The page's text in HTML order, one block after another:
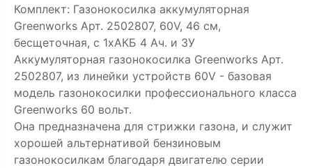
Комплект: Газонокосилка аккумуляторная
Greenworks Арт. 2502807, 60V, 46 см,
бесщеточная, с 1хАКБ 4 Ач. и ЗУ
Аккумуляторная газонокосилка Greenworks Арт.
2502807, из линейки устройств 60V - базовая
модель газонокосилки профессионального класса
Greenworks 60 вольт.
Она предназначена для стрижки газона, и служит
хорошей альтернативой бензиновым
газонокосилкам благодаря двигателю серии